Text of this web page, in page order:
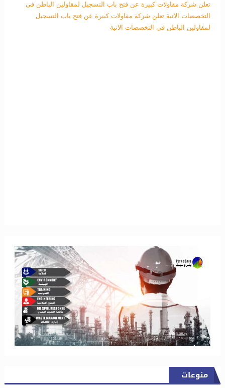
تعلن شركة مقاولات كبيرة عن فتح باب التسجيل لمقاولين الباطن فى
التخصصات الاتية تعلن شركة مقاولات كبيرة عن فتح باب التسجيل
لمقاولين الباطن فى التخصصات الاتية
منوعات